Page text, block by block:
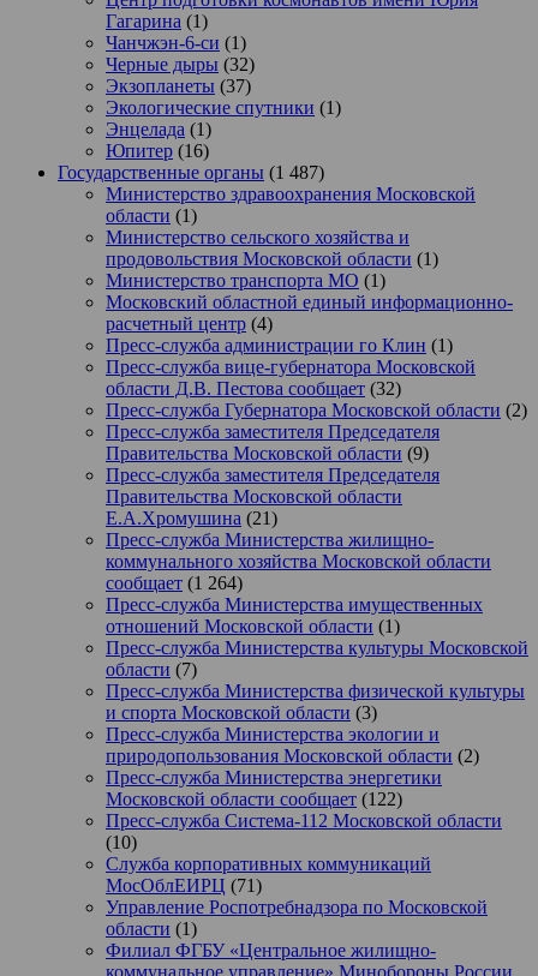
Гагарина (1)
Чанчжэн-6-си (1)
Черные дыры (32)
Экзопланеты (37)
Экологические спутники (1)
Энцелада (1)
Юпитер (16)
Государственные органы (1 487)
Министерство здравоохранения Московской
области (1)
Министерство сельского хозяйства и
продовольствия Московской области (1)
Министерство транспорта МО (1)
Московский областной единый информационно-
расчетный центр (4)
Пресс-служба администрации го Клин (1)
Пресс-служба вице-губернатора Московской
области Д.В. Пестова сообщает (32)
Пресс-служба Губернатора Московской области (2)
Пресс-служба заместителя Председателя
Правительства Московской области (9)
Пресс-служба заместителя Председателя
Правительства Московской области
Е.А.Хромушина (21)
Пресс-служба Министерства жилищно-
коммунального хозяйства Московской области
сообщает (1 264)
Пресс-служба Министерства имущественных
отношений Московской области (1)
Пресс-служба Министерства культуры Московской
области (7)
Пресс-служба Министерства физической культуры
и спорта Московской области (3)
Пресс-служба Министерства экологии и
природопользования Московской области (2)
Пресс-служба Министерства энергетики
Московской области сообщает (122)
Пресс-служба Система-112 Московской области
(10)
Служба корпоративных коммуникаций
МосОблЕИРЦ (71)
Управление Роспотребнадзора по Московской
области (1)
Филиал ФГБУ «Центральное жилищно-
коммунальное управление» Минобороны России